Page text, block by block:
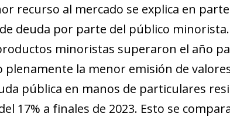
recurso al mercado se explica en
deuda por parte del público minorista.
minoristas superaron el año
la menor emisión de
pública en manos de particulares
17% a finales de 2023. Esto se